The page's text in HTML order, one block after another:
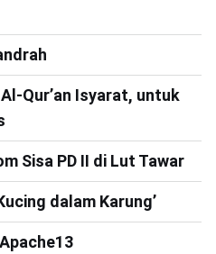
Qur’an Isyarat, untuk
Sisa PD II di Lut Tawar
dalam Karung’